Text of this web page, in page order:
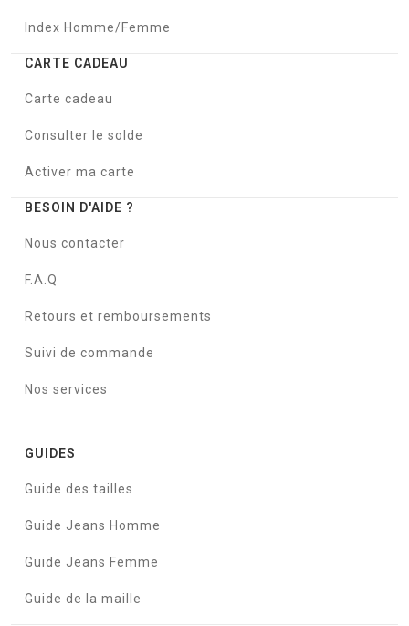
Index Homme/Femme
CARTE CADEAU
Carte cadeau
Consulter le solde
Activer ma carte
BESOIN D'AIDE ?
Nous contacter
F.A.Q
Retours et remboursements
Suivi de commande
Nos services
GUIDES
Guide des tailles
Guide Jeans Homme
Guide Jeans Femme
Guide de la maille